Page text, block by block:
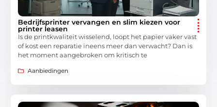
Bedrijfsprinter vervangen en slim kiezen voor
printer leasen
Is de printkwaliteit wisselend, loopt het papier vaker vast
of kost een reparatie ineens meer dan verwacht? Dan is
het moment aangebroken om kritisch te
Aanbiedingen